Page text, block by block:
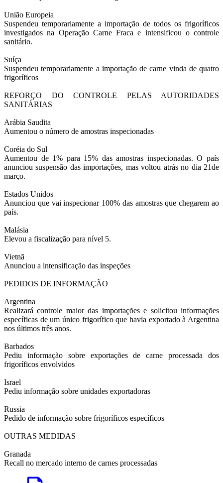
União Europeia
Suspendeu temporariamente a importação de todos os frigoríficos
investigados na Operação Carne Fraca e intensificou o controle
sanitário.
Suíça
Suspendeu temporariamente a importação de carne vinda de quatro
frigoríficos
REFORÇO DO CONTROLE PELAS AUTORIDADES
SANITÁRIAS
Arábia Saudita
Aumentou o número de amostras inspecionadas
Coréia do Sul
Aumentou de 1% para 15% das amostras inspecionadas. O país
anunciou suspensão das importações, mas voltou atrás no dia 21de
março.
Estados Unidos
Anunciou que vai inspecionar 100% das amostras que chegarem ao
país.
Malásia
Elevou a fiscalização para nível 5.
Vietnã
Anunciou a intensificação das inspeções
PEDIDOS DE INFORMAÇÃO
Argentina
Realizará controle maior das importações e solicitou informações
específicas de um único frigorífico que havia exportado à Argentina
nos últimos três anos.
Barbados
Pediu informação sobre exportações de carne processada dos
frigoríficos envolvidos
Israel
Pediu informação sobre unidades exportadoras
Russia
Pedido de informação sobre frigoríficos específicos
OUTRAS MEDIDAS
Granada
Recall no mercado interno de carnes processadas